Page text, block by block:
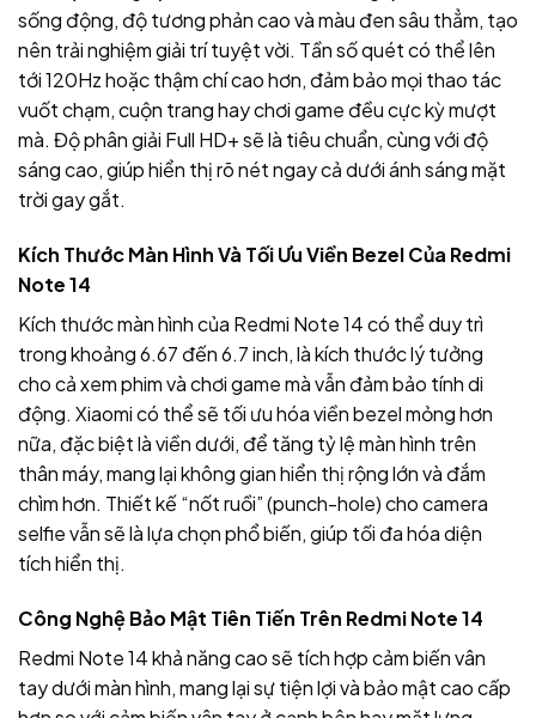
sống động, độ tương phản cao và màu đen sâu thẳm, tạo
nên trải nghiệm giải trí tuyệt vời. Tần số quét có thể lên
tới 120Hz hoặc thậm chí cao hơn, đảm bảo mọi thao tác
vuốt chạm, cuộn trang hay chơi game đều cực kỳ mượt
mà. Độ phân giải Full HD+ sẽ là tiêu chuẩn, cùng với độ
sáng cao, giúp hiển thị rõ nét ngay cả dưới ánh sáng mặt
trời gay gắt.
Kích Thước Màn Hình Và Tối Ưu Viền Bezel Của Redmi
Note 14
Kích thước màn hình của Redmi Note 14 có thể duy trì
trong khoảng 6.67 đến 6.7 inch, là kích thước lý tưởng
cho cả xem phim và chơi game mà vẫn đảm bảo tính di
động. Xiaomi có thể sẽ tối ưu hóa viền bezel mỏng hơn
nữa, đặc biệt là viền dưới, để tăng tỷ lệ màn hình trên
thân máy, mang lại không gian hiển thị rộng lớn và đắm
chìm hơn. Thiết kế “nốt ruồi” (punch-hole) cho camera
selfie vẫn sẽ là lựa chọn phổ biến, giúp tối đa hóa diện
tích hiển thị.
Công Nghệ Bảo Mật Tiên Tiến Trên Redmi Note 14
Redmi Note 14 khả năng cao sẽ tích hợp cảm biến vân
tay dưới màn hình, mang lại sự tiện lợi và bảo mật cao cấp